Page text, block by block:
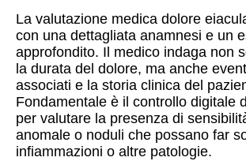
La valutazione medica dolore
con una dettagliata anamnesi e un
approfondito. Il medico indaga non
la durata del dolore, ma anche
associati e la storia clinica del
Fondamentale è il controllo digitale
per valutare la presenza di
anomale o noduli che possano far
infiammazioni o altre patologie.